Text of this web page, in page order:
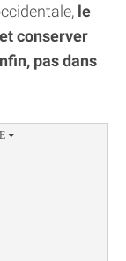
le
conserver
pas dans